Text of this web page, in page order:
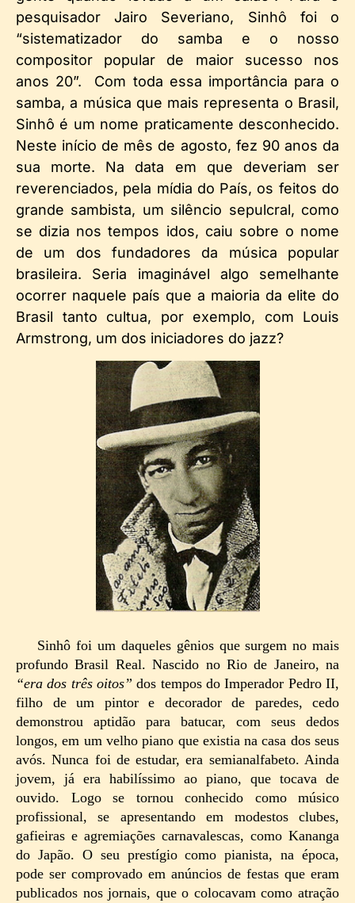
pesquisador Jairo Severiano, Sinhô foi o
“sistematizador do samba e o nosso
compositor popular de maior sucesso nos
anos 20”. Com toda essa importância para o
samba, a música que mais representa o Brasil,
Sinhô é um nome praticamente desconhecido.
Neste início de mês de agosto, fez 90 anos da
sua morte. Na data em que deveriam ser
reverenciados, pela mídia do País, os feitos do
grande sambista, um silêncio sepulcral, como
se dizia nos tempos idos, caiu sobre o nome
de um dos fundadores da música popular
brasileira. Seria imaginável algo semelhante
ocorrer naquele país que a maioria da elite do
Brasil tanto cultua, por exemplo, com Louis
Armstrong, um dos iniciadores do jazz?
Sinhô foi um daqueles gênios que surgem no mais
profundo Brasil Real. Nascido no Rio de Janeiro, na
“era dos três oitos”dos tempos do Imperador Pedro II,
filho de um pintor e decorador de paredes, cedo
demonstrou aptidão para batucar, com seus dedos
longos, em um velho piano que existia na casa dos seus
avós. Nunca foi de estudar, era semianalfabeto. Ainda
jovem, já era habilíssimo ao piano, que tocava de
ouvido. Logo se tornou conhecido como músico
profissional, se apresentando em modestos clubes,
gafieiras e agremiações carnavalescas, como Kananga
do Japão. O seu prestígio como pianista, na época,
pode ser comprovado em anúncios de festas que eram
publicados nos jornais, que o colocavam como atração